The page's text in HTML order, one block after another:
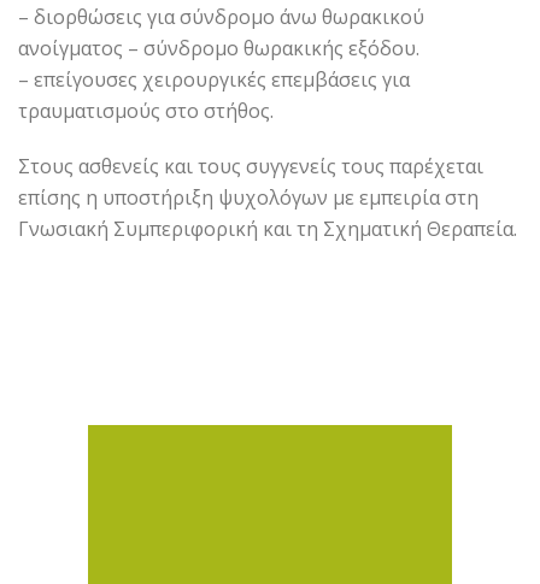
– διορθώσεις για σύνδρομο άνω θωρακικού
ανοίγματος – σύνδρομο θωρακικής εξόδου.
– επείγουσες χειρουργικές επεμβάσεις για
τραυματισμούς στο στήθος.
Στους ασθενείς και τους συγγενείς τους παρέχεται
επίσης η υποστήριξη ψυχολόγων με εμπειρία στη
Γνωσιακή Συμπεριφορική και τη Σχηματική Θεραπεία.